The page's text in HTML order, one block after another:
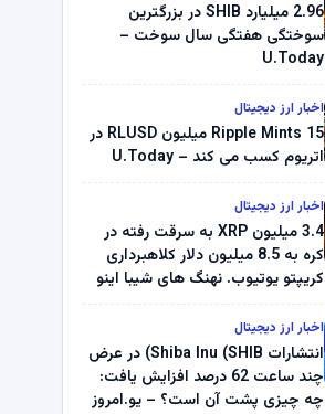
2.96 میلیارد SHIB در بزرگترین
سوختگی هفتگی سال سوخت –
U.Today
اخبار ارز دیجیتال
Ripple Mints 15 میلیون RLUSD در
اتریوم کسب می کند – U.Today
اخبار ارز دیجیتال
3.4 میلیون XRP به سرقت رفته در
کره به 8.5 میلیون دلار کلاهبرداری
کریپتو یوتیوب. نهنگ های شیبا اینو
میلیون دلار U-Turn در بیت کوین را
ثبت کرد – گزارش کریپتو صبح –
U.Today
اخبار ارز دیجیتال
انتشارات Shiba Inu (SHIB) در عرض
چند ساعت 62 درصد افزایش یافت:
چه چیزی پشت آن است؟ – یو.امروز